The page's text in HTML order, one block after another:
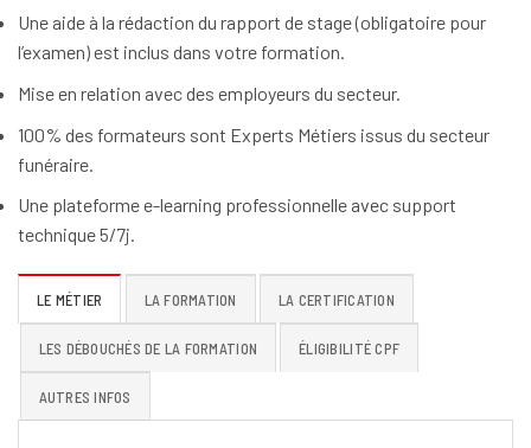
Une aide à la rédaction du rapport de stage (obligatoire pour
l’examen) est inclus dans votre formation.
Mise en relation avec des employeurs du secteur.
100% des formateurs sont Experts Métiers issus du secteur
funéraire.
Une plateforme e-learning professionnelle avec support
technique 5/7j.
LE MÉTIER LA FORMATION LA CERTIFICATION
LES DÉBOUCHÉS DE LA FORMATION ÉLIGIBILITÉ CPF
AUTRES INFOS